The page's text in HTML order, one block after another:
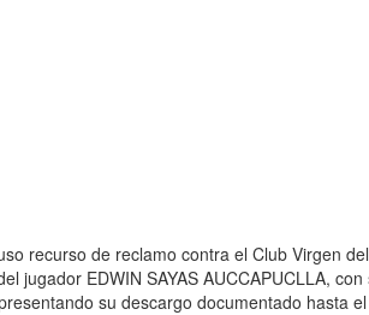
recurso de reclamo contra el Club Virgen
EDWIN SAYAS AUCCAPUCLLA,
su descargo documentado hasta